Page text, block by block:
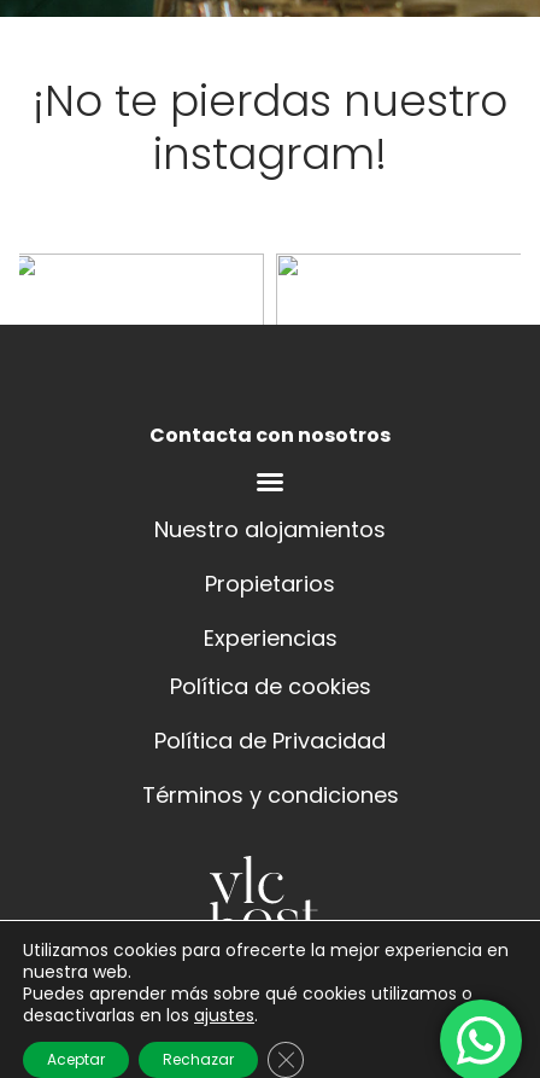
¡No te pierdas nuestro
instagram!
Contacta con nosotros
Nuestro alojamientos
Propietarios
Experiencias
Política de cookies
Política de Privacidad
Términos y condiciones
Utilizamos cookies para ofrecerte la mejor experiencia en
nuestra web.
Puedes aprender más sobre qué cookies utilizamos o
desactivarlas en los ajustes.
Aceptar Rechazar Cerrar el banner de cookies